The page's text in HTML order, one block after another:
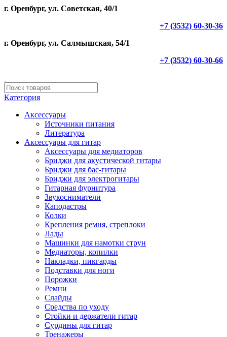
г. Оренбург, ул. Советская, 40/1
+7 (3532) 60-30-36
г. Оренбург, ул. Салмышская, 54/1
+7 (3532) 60-30-66
Категория
Аксессуары
Источники питания
Литература
Аксессуары для гитар
Аксессуары для медиаторов
Бриджи для акустической гитары
Бриджи для бас-гитары
Бриджи для электрогитары
Гитарная фурнитура
Звукосниматели
Каподастры
Колки
Крепления ремня, стреплоки
Лады
Машинки для намотки струн
Медиаторы, копилки
Накладки, пикгарды
Подставки для ноги
Порожки
Ремни
Слайды
Средства по уходу
Стойки и держатели гитар
Сурдины для гитар
Тренажеры